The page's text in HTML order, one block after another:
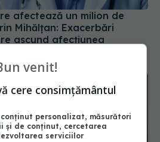
Mihălțan: Exacerbări
ascund afecțiunea
venit!
cere consimțământul
personalizat, măsurători
și de conținut, cercetarea
serviciilor